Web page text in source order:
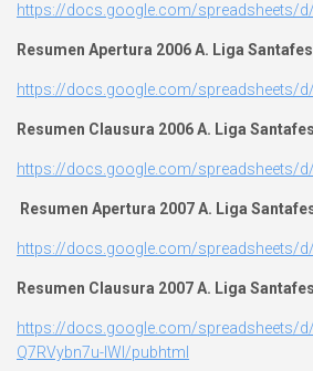
https://docs.google.com/spreadsheets/d/
Resumen Apertura 2006 A. Liga
https://docs.google.com/spreadsheets/d/
Resumen Clausura 2006 A. Liga
https://docs.google.com/spreadsheets/d/
Resumen Apertura 2007 A. Liga
https://docs.google.com/spreadsheets/
Resumen Clausura 2007 A. Liga
https://docs.google.com/spreadsheets/d/
Q7RVybn7u-IWI/pubhtml